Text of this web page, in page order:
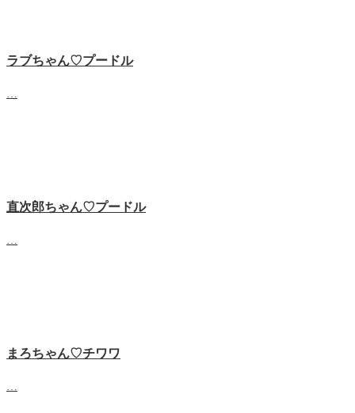
ラブちゃん♡プードル
直次郎ちゃん♡プードル
まろちゃん♡チワワ